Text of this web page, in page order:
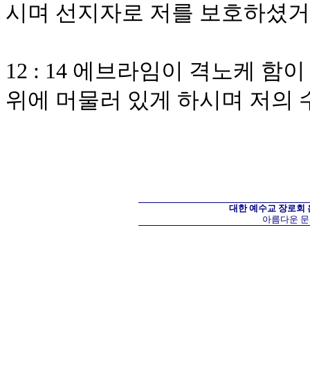
시며 선지자로 저를 보호하셨
12 : 14 에브라임이 격노케 함
위에 머물러 있게 하시며 저의
대한 예수교 장로회
아름다운